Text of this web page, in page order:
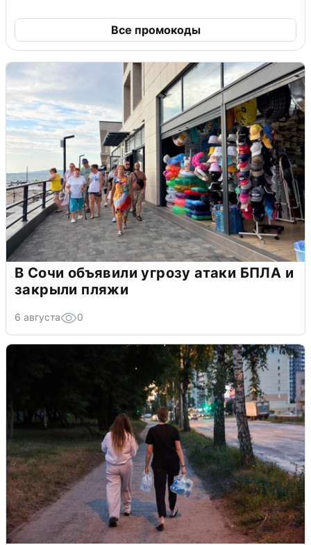
Все промокоды
В Сочи объявили угрозу атаки БПЛА и
закрыли пляжи
6 августа 0